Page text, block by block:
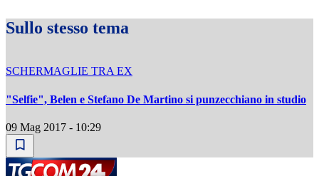
Sullo stesso tema
SCHERMAGLIE TRA EX
"Selfie", Belen e Stefano De Martino si punzecchiano in studio
09 Mag 2017 - 10:29